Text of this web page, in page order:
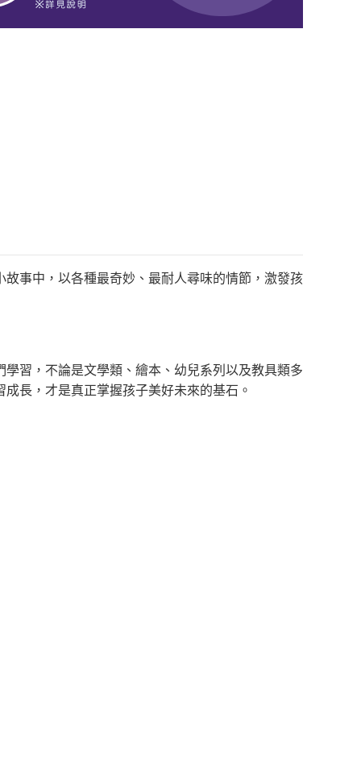
事中，以各種最奇妙、最耐人尋味的情節，激發孩
習，不論是文學類、繪本、幼兒系列以及教具類多
長，才是真正掌握孩子美好未來的基石。